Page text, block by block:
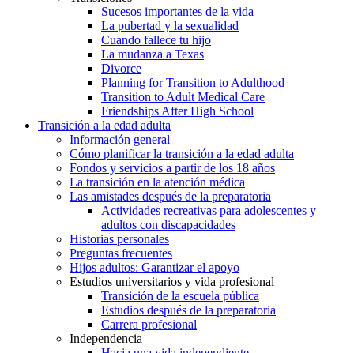
Sucesos importantes de la vida
La pubertad y la sexualidad
Cuando fallece tu hijo
La mudanza a Texas
Divorce
Planning for Transition to Adulthood
Transition to Adult Medical Care
Friendships After High School
Transición a la edad adulta
Información general
Cómo planificar la transición a la edad adulta
Fondos y servicios a partir de los 18 años
La transición en la atención médica
Las amistades después de la preparatoria
Actividades recreativas para adolescentes y
adultos con discapacidades
Historias personales
Preguntas frecuentes
Hijos adultos: Garantizar el apoyo
Estudios universitarios y vida profesional
Transición de la escuela pública
Estudios después de la preparatoria
Carrera profesional
Independencia